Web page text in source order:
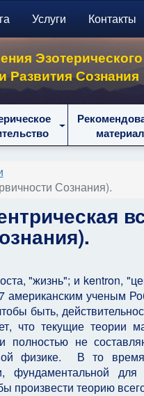
Услуги Контакты
Развития Сознания
Сознания).
"жизнь"; и kentron,
американским ученым
быть,
что текущие теории
полностью не
физике. В то
фундаментальной для
произвести теорию